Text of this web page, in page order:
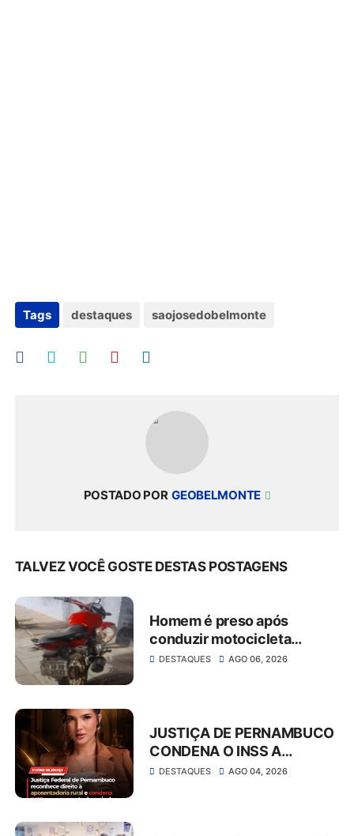
Tags destaques saojosedobelmonte
POSTADO POR GEOBELMONTE
TALVEZ VOCÊ GOSTE DESTAS POSTAGENS
Homem é preso após
conduzir motocicleta
embriagado e resistir à
DESTAQUES AGO 06, 2026
JUSTIÇA DE PERNAMBUCO
CONDENA O INSS A
CONCEDER
DESTAQUES AGO 04, 2026